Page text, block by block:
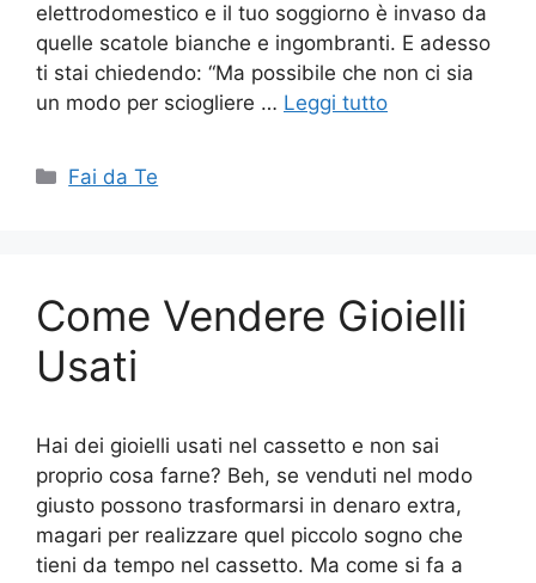
elettrodomestico e il tuo soggiorno è invaso da
quelle scatole bianche e ingombranti. E adesso
ti stai chiedendo: “Ma possibile che non ci sia
un modo per sciogliere … Leggi tutto
Categorie
Fai da Te
Come Vendere Gioielli
Usati
Hai dei gioielli usati nel cassetto e non sai
proprio cosa farne? Beh, se venduti nel modo
giusto possono trasformarsi in denaro extra,
magari per realizzare quel piccolo sogno che
tieni da tempo nel cassetto. Ma come si fa a